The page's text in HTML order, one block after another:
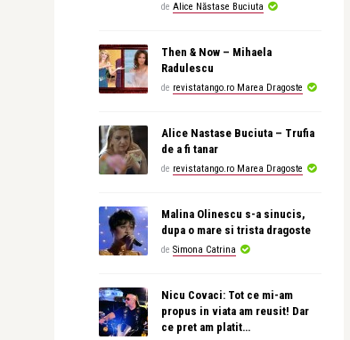
de Alice Năstase Buciuta
Then & Now – Mihaela
Radulescu
de revistatango.ro Marea Dragoste
Alice Nastase Buciuta – Trufia
de a fi tanar
de revistatango.ro Marea Dragoste
Malina Olinescu s-a sinucis,
dupa o mare si trista dragoste
de Simona Catrina
Nicu Covaci: Tot ce mi-am
propus in viata am reusit! Dar
ce pret am platit…